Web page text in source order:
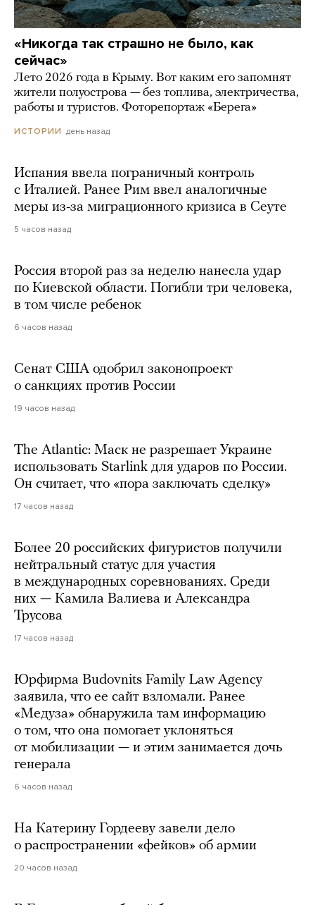
«Никогда так страшно не было, как
сейчас»
Лето 2026 года в Крыму. Вот каким его запомнят
жители полуострова — без топлива, электричества,
работы и туристов. Фоторепортаж «Берега»
ИСТОРИИ день назад
Испания ввела пограничный контроль
с Италией. Ранее Рим ввел аналогичные
меры из-за миграционного кризиса в Сеуте
5 часов назад
Россия второй раз за неделю нанесла удар
по Киевской области. Погибли три человека,
в том числе ребенок
6 часов назад
Сенат США одобрил законопроект
о санкциях против России
19 часов назад
The Atlantic: Маск не разрешает Украине
использовать Starlink для ударов по России.
Он считает, что «пора заключать сделку»
17 часов назад
Более 20 российских фигуристов получили
нейтральный статус для участия
в международных соревнованиях. Среди
них — Камила Валиева и Александра
Трусова
17 часов назад
Юрфирма Budovnits Family Law Agency
заявила, что ее сайт взломали. Ранее
«Медуза» обнаружила там информацию
о том, что она помогает уклоняться
от мобилизации — и этим занимается дочь
генерала
6 часов назад
На Катерину Гордееву завели дело
о распространении «фейков» об армии
20 часов назад